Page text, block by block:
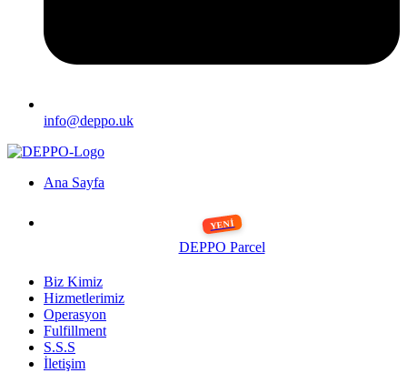
info@deppo.uk
Ana Sayfa
DEPPO Parcel
Biz Kimiz
Hizmetlerimiz
Operasyon
Fulfillment
S.S.S
İletişim